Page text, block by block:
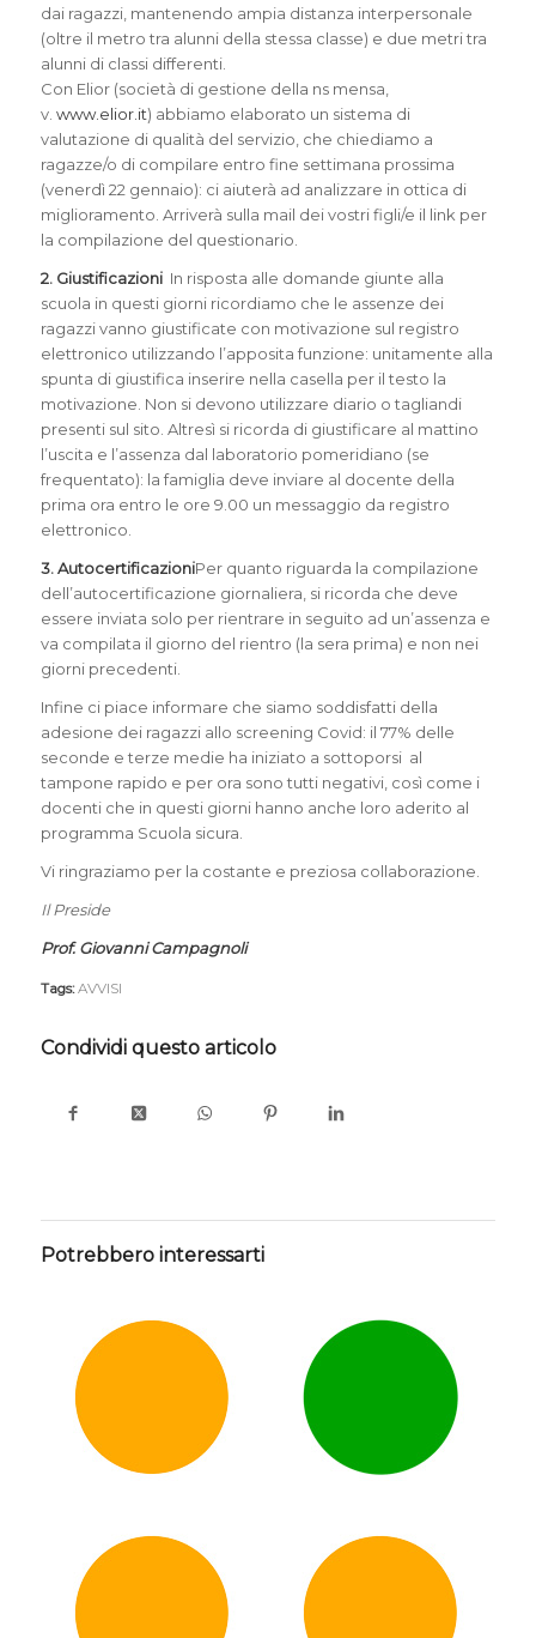
dai ragazzi, mantenendo ampia distanza interpersonale
(oltre il metro tra alunni della stessa classe) e due metri tra
alunni di classi differenti.
Con Elior (società di gestione della ns mensa,
v. www.elior.it) abbiamo elaborato un sistema di
valutazione di qualità del servizio, che chiediamo a
ragazze/o di compilare entro fine settimana prossima
(venerdì 22 gennaio): ci aiuterà ad analizzare in ottica di
miglioramento. Arriverà sulla mail dei vostri figli/e il link per
la compilazione del questionario.
2. GiustificazioniIn risposta alle domande giunte alla
scuola in questi giorni ricordiamo che le assenze dei
ragazzi vanno giustificate con motivazione sul registro
elettronico utilizzando l’apposita funzione: unitamente alla
spunta di giustifica inserire nella casella per il testo la
motivazione. Non si devono utilizzare diario o tagliandi
presenti sul sito. Altresì si ricorda di giustificare al mattino
l’uscita e l’assenza dal laboratorio pomeridiano (se
frequentato): la famiglia deve inviare al docente della
prima ora entro le ore 9.00 un messaggio da registro
elettronico.
3. AutocertificazioniPer quanto riguarda la compilazione
dell’autocertificazione giornaliera, si ricorda che deve
essere inviata solo per rientrare in seguito ad un’assenza e
va compilata il giorno del rientro (la sera prima) e non nei
giorni precedenti.
Infine ci piace informare che siamo soddisfatti della
adesione dei ragazzi allo screening Covid: il 77% delle
seconde e terze medie ha iniziato a sottoporsi al
tampone rapido e per ora sono tutti negativi, così come i
docenti che in questi giorni hanno anche loro aderito al
programma Scuola sicura.
Vi ringraziamo per la costante e preziosa collaborazione.
Il Preside
Prof. Giovanni Campagnoli
Tags: AVVISI
Condividi questo articolo
Potrebbero interessarti